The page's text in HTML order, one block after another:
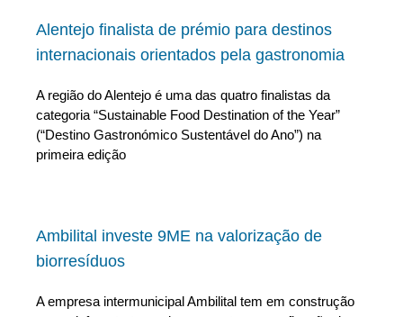
Alentejo finalista de prémio para destinos
internacionais orientados pela gastronomia
A região do Alentejo é uma das quatro finalistas da
categoria “Sustainable Food Destination of the Year”
(“Destino Gastronómico Sustentável do Ano”) na
primeira edição
Ambilital investe 9ME na valorização de
biorresíduos
A empresa intermunicipal Ambilital tem em construção